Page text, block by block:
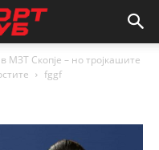
МЗТ Скопје – но тројкашите
fggf